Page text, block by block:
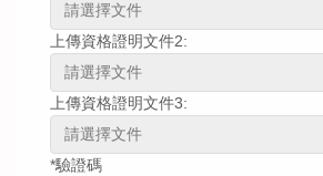
上傳資格證明文件2:
上傳資格證明文件3:
*驗證碼